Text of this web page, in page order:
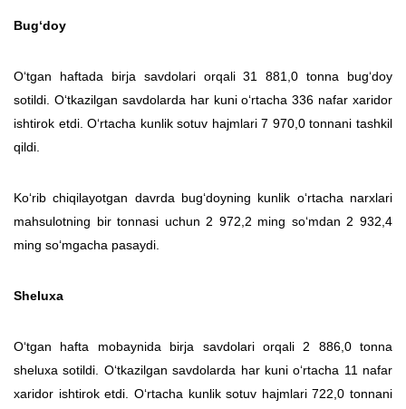
Bug‘doy
O‘tgan haftada birja savdolari orqali 31 881,0 tonna bug‘doy
sotildi. O‘tkazilgan savdolarda har kuni o‘rtacha 336 nafar xaridor
ishtirok etdi. O‘rtacha kunlik sotuv hajmlari 7 970,0 tonnani tashkil
qildi.
Ko‘rib chiqilayotgan davrda bug‘doyning kunlik o‘rtacha narxlari
mahsulotning bir tonnasi uchun 2 972,2 ming so‘mdan 2 932,4
ming so‘mgacha pasaydi.
Sheluxa
O‘tgan hafta mobaynida birja savdolari orqali 2 886,0 tonna
sheluxa sotildi. O‘tkazilgan savdolarda har kuni o‘rtacha 11 nafar
xaridor ishtirok etdi. O‘rtacha kunlik sotuv hajmlari 722,0 tonnani